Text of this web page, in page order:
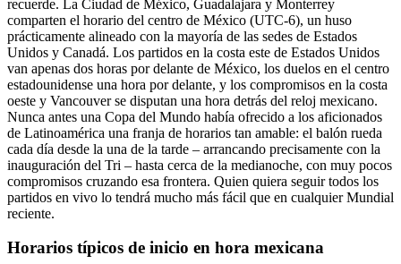
recuerde. La Ciudad de México, Guadalajara y Monterrey
comparten el horario del centro de México (UTC-6), un huso
prácticamente alineado con la mayoría de las sedes de Estados
Unidos y Canadá. Los partidos en la costa este de Estados Unidos
van apenas dos horas por delante de México, los duelos en el centro
estadounidense una hora por delante, y los compromisos en la costa
oeste y Vancouver se disputan una hora detrás del reloj mexicano.
Nunca antes una Copa del Mundo había ofrecido a los aficionados
de Latinoamérica una franja de horarios tan amable: el balón rueda
cada día desde la una de la tarde – arrancando precisamente con la
inauguración del Tri – hasta cerca de la medianoche, con muy pocos
compromisos cruzando esa frontera. Quien quiera seguir todos los
partidos en vivo lo tendrá mucho más fácil que en cualquier Mundial
reciente.
Horarios típicos de inicio en hora mexicana